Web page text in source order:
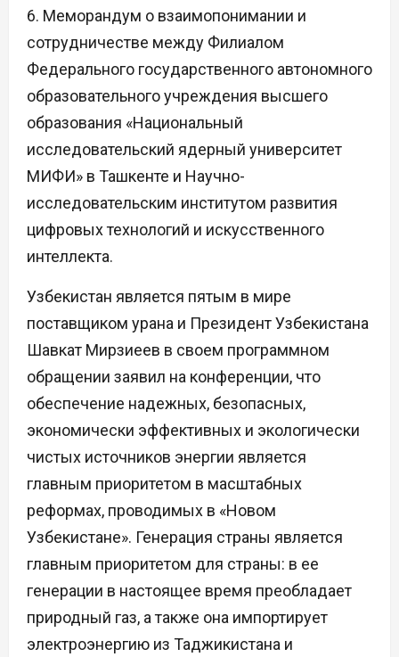
6. Меморандум о взаимопонимании и
сотрудничестве между Филиалом
Федерального государственного автономного
образовательного учреждения высшего
образования «Национальный
исследовательский ядерный университет
МИФИ» в Ташкенте и Научно-
исследовательским институтом развития
цифровых технологий и искусственного
интеллекта.
Узбекистан является пятым в мире
поставщиком урана и Президент Узбекистана
Шавкат Мирзиеев в своем программном
обращении заявил на конференции, что
обеспечение надежных, безопасных,
экономически эффективных и экологически
чистых источников энергии является
главным приоритетом в масштабных
реформах, проводимых в «Новом
Узбекистане». Генерация страны является
главным приоритетом для страны: в ее
генерации в настоящее время преобладает
природный газ, а также она импортирует
электроэнергию из Таджикистана и